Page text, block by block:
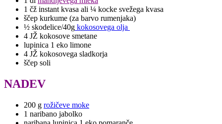
1 čž instant kvasa ali ¼ kocke svežega kvasa
ščep kurkume (za barvo rumenjaka)
½ skodelice/40g kokosovega olja
4 JŽ kokosove smetane
lupinica 1 eko limone
4 JŽ kokosovega sladkorja
ščep soli
NADEV
200 g rožičeve moke
1 naribano jabolko